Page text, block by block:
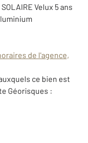
Velux 5 ans
de l'agence,
ce bien est
Géorisques :